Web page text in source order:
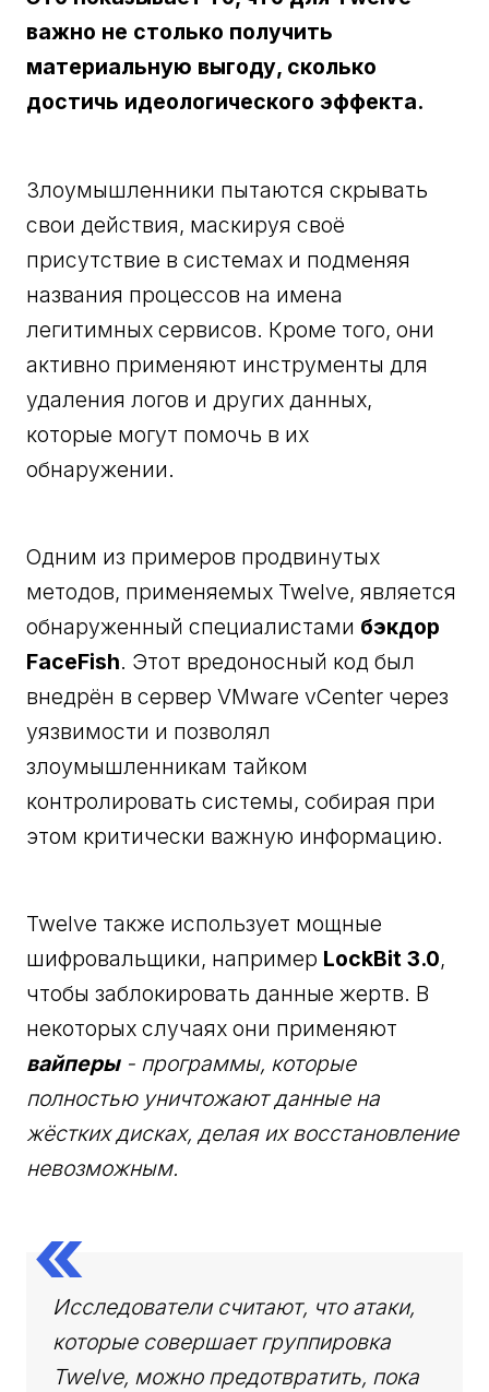
важно не столько получить
материальную выгоду, сколько
достичь идеологического эффекта.
Злоумышленники пытаются скрывать
свои действия, маскируя своё
присутствие в системах и подменяя
названия процессов на имена
легитимных сервисов. Кроме того, они
активно применяют инструменты для
удаления логов и других данных,
которые могут помочь в их
обнаружении.
Одним из примеров продвинутых
методов, применяемых Twelve, является
обнаруженный специалистами бэкдор
FaceFish. Этот вредоносный код был
внедрён в сервер VMware vCenter через
уязвимости и позволял
злоумышленникам тайком
контролировать системы, собирая при
этом критически важную информацию.
Twelve также использует мощные
шифровальщики, например LockBit 3.0,
чтобы заблокировать данные жертв. В
некоторых случаях они применяют
вайперы- программы, которые
полностью уничтожают данные на
жёстких дисках, делая их восстановление
невозможным.
Исследователи считают, что атаки,
которые совершает группировка
Twelve, можно предотвратить, пока